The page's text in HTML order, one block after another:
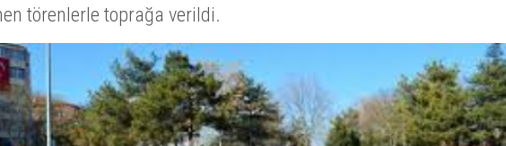
törenlerle toprağa verildi.